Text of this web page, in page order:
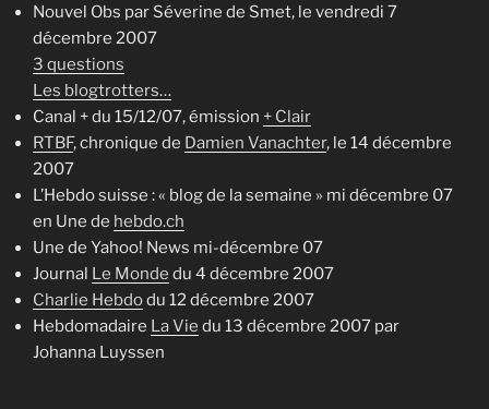
Nouvel Obs par Séverine de Smet, le vendredi 7
décembre 2007
3 questions
Les blogtrotters…
Canal + du 15/12/07, émission + Clair
RTBF, chronique de Damien Vanachter, le 14 décembre
2007
L’Hebdo suisse : « blog de la semaine » mi décembre 07
en Une de hebdo.ch
Une de Yahoo! News mi-décembre 07
Journal Le Monde du 4 décembre 2007
Charlie Hebdodu 12 décembre 2007
Hebdomadaire La Vie du 13 décembre 2007 par
Johanna Luyssen